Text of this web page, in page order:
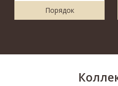
Порядок